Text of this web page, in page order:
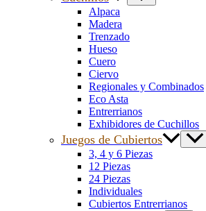
Alpaca
Madera
Trenzado
Hueso
Cuero
Ciervo
Regionales y Combinados
Eco Asta
Entrerrianos
Exhibidores de Cuchillos
Juegos de Cubiertos
3, 4 y 6 Piezas
12 Piezas
24 Piezas
Individuales
Cubiertos Entrerrianos